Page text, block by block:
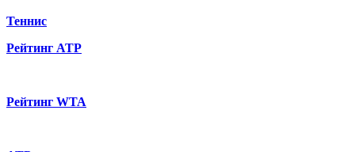
Теннис
Рейтинг ATP
Рейтинг WTA